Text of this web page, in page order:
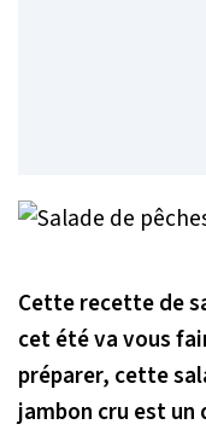
Cette recette de
cet été va vous
préparer, cette
jambon cru est un